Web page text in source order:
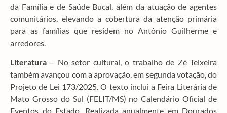
da Família e de Saúde Bucal, além da atuação de agentes
comunitários, elevando a cobertura da atenção primária
para as famílias que residem no Antônio Guilherme e
arredores.
Literatura – No setor cultural, o trabalho de Zé Teixeira
também avançou com a aprovação, em segunda votação, do
Projeto de Lei 173/2025. O texto inclui a Feira Literária de
Mato Grosso do Sul (FELIT/MS) no Calendário Oficial de
Eventos do Estado. Realizada anualmente em Dourados